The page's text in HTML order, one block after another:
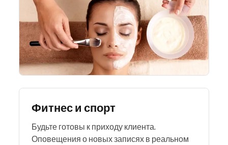
Фитнес и спорт
Будьте готовы к приходу клиента.
Оповещения о новых записях в реальном